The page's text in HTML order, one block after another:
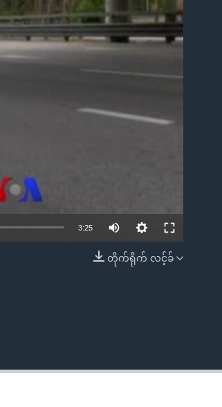
EMBED
3:25
တိုက်ရိုက် လင့်ခ်